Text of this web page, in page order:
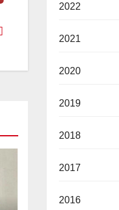
2022
2021
2020
2019
2018
2017
2016